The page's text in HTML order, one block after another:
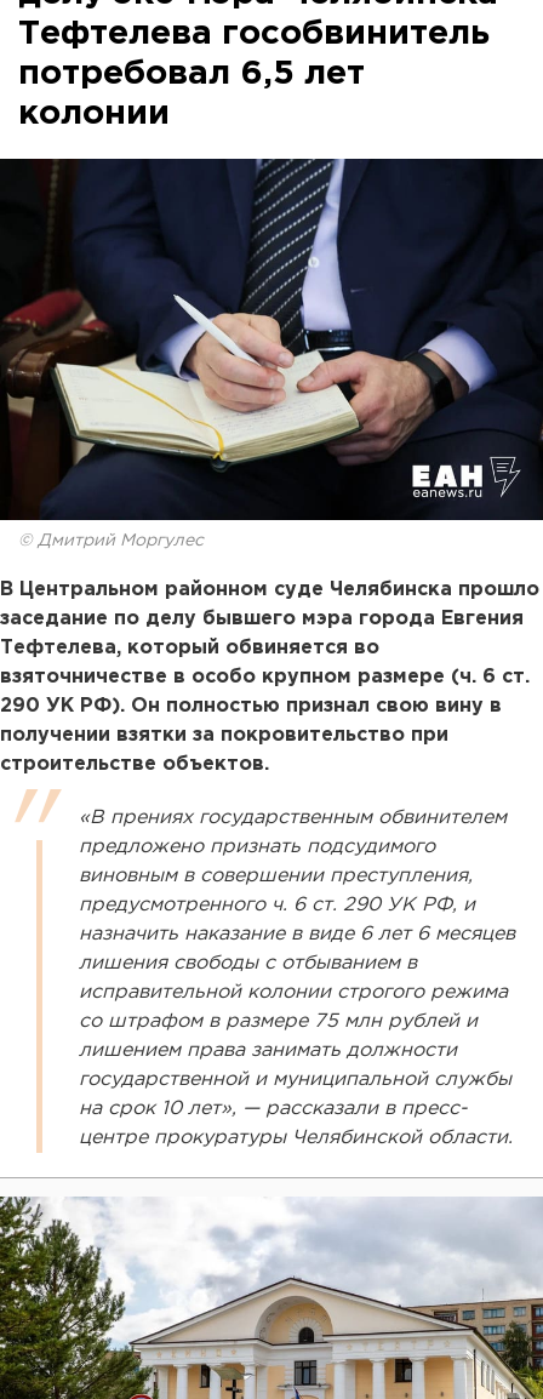
Тефтелева гособвинитель
потребовал 6,5 лет
колонии
© Дмитрий Моргулес
В Центральном районном суде Челябинска прошло
заседание по делу бывшего мэра города Евгения
Тефтелева, который обвиняется во
взяточничестве в особо крупном размере (ч. 6 ст.
290 УК РФ). Он полностью признал свою вину в
получении взятки за покровительство при
строительстве объектов.
«В прениях государственным обвинителем
предложено признать подсудимого
виновным в совершении преступления,
предусмотренного ч. 6 ст. 290 УК РФ, и
назначить наказание в виде 6 лет 6 месяцев
лишения свободы с отбыванием в
исправительной колонии строгого режима
со штрафом в размере 75 млн рублей и
лишением права занимать должности
государственной и муниципальной службы
на срок 10 лет», — рассказали в пресс-
центре прокуратуры Челябинской области.